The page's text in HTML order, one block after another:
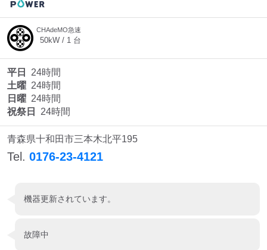
CHAdeMO急速
50kW / 1 台
平日
24時間
土曜 24時間
日曜 24時間
祝祭日
24時間
青森県十和田市三本木北平195
Tel. 0176-23-4121
機器更新されています。
故障中